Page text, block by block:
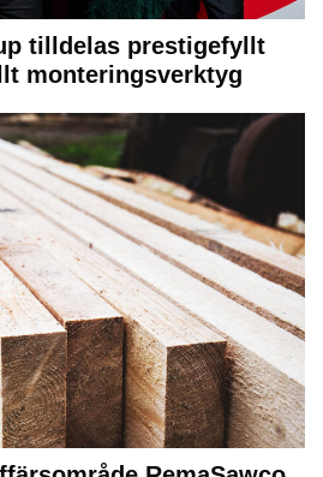
tilldelas prestigefyllt
monteringsverktyg